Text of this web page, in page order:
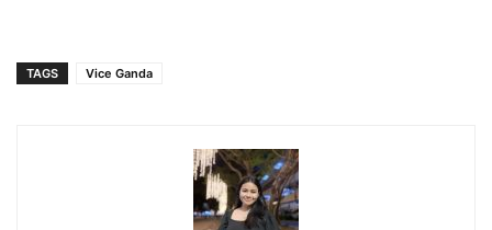
TAGS Vice Ganda